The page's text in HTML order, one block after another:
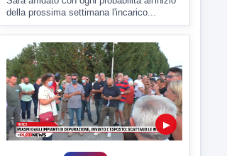
Malore o aggressione? Sarà
l'autopsia a chiarire il giallo di Villa
Adriana
Sarà affidato con ogni probabilità all'inizio
della prossima settimana l'incarico...